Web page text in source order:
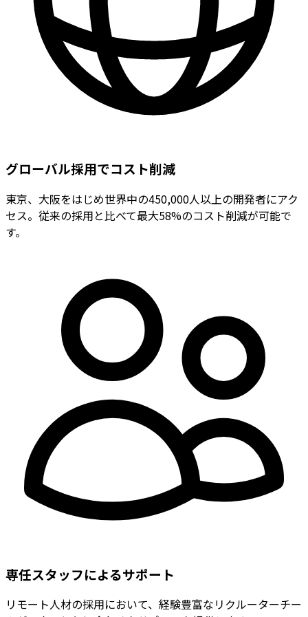
グローバル採用でコスト削減
東京、大阪をはじめ世界中の450,000人以上の開発者にアク
セス。従来の採用と比べて最大58%のコスト削減が可能で
す。
専任スタッフによるサポート
リモート人材の採用において、経験豊富なリクルーターチー